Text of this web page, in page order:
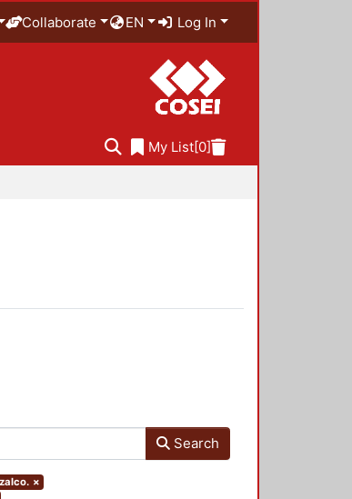
Collaborate EN Log In
My List[0]
Search
×